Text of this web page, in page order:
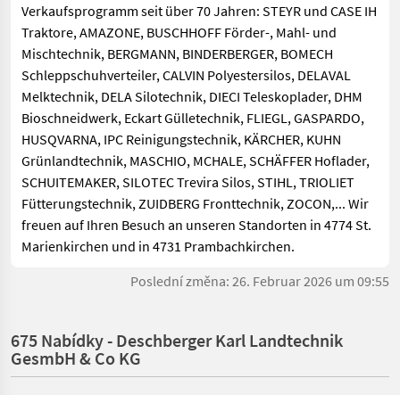
Verkaufsprogramm seit über 70 Jahren: STEYR und CASE IH
Traktore, AMAZONE, BUSCHHOFF Förder-, Mahl- und
Mischtechnik, BERGMANN, BINDERBERGER, BOMECH
Schleppschuhverteiler, CALVIN Polyestersilos, DELAVAL
Melktechnik, DELA Silotechnik, DIECI Teleskoplader, DHM
Bioschneidwerk, Eckart Gülletechnik, FLIEGL, GASPARDO,
HUSQVARNA, IPC Reinigungstechnik, KÄRCHER, KUHN
Grünlandtechnik, MASCHIO, MCHALE, SCHÄFFER Hoflader,
SCHUITEMAKER, SILOTEC Trevira Silos, STIHL, TRIOLIET
Fütterungstechnik, ZUIDBERG Fronttechnik, ZOCON,... Wir
freuen auf Ihren Besuch an unseren Standorten in 4774 St.
Marienkirchen und in 4731 Prambachkirchen.
Poslední změna: 26. Februar 2026 um 09:55
675 Nabídky - Deschberger Karl Landtechnik
GesmbH & Co KG